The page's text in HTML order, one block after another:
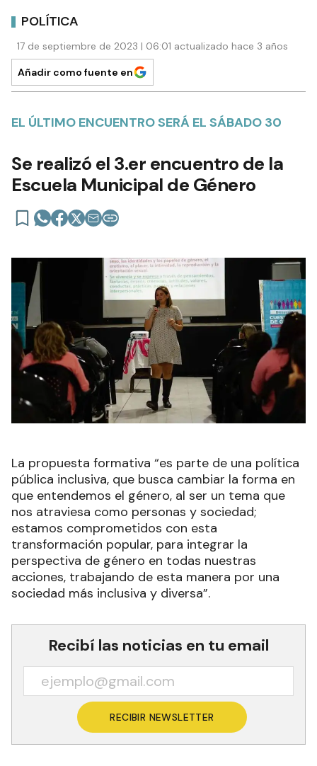
POLÍTICA
17 de septiembre de 2023 | 06:01 actualizado hace 3 años
Añadir como fuente en
EL ÚLTIMO ENCUENTRO SERÁ EL SÁBADO 30
Se realizó el 3.er encuentro de la
Escuela Municipal de Género
La propuesta formativa “es parte de una política
pública inclusiva, que busca cambiar la forma en
que entendemos el género, al ser un tema que
nos atraviesa como personas y sociedad;
estamos comprometidos con esta
transformación popular, para integrar la
perspectiva de género en todas nuestras
acciones, trabajando de esta manera por una
sociedad más inclusiva y diversa”.
Recibí las noticias en tu email
RECIBIR NEWSLETTER